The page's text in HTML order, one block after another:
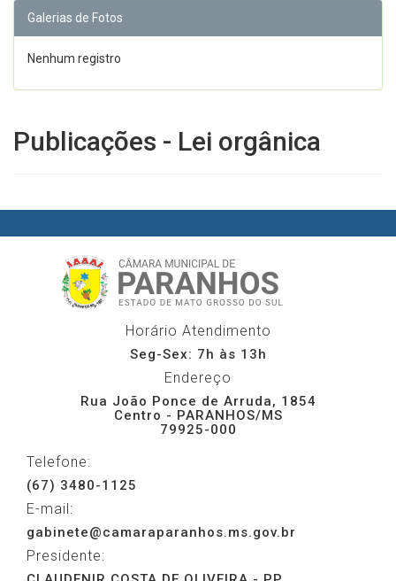
Galerias de Fotos
Nenhum registro
Publicações - Lei orgânica
Horário Atendimento
Seg-Sex: 7h às 13h
Endereço
Rua João Ponce de Arruda, 1854
Centro - PARANHOS/MS
79925-000
Telefone:
(67) 3480-1125
E-mail:
gabinete@camaraparanhos.ms.gov.br
Presidente: